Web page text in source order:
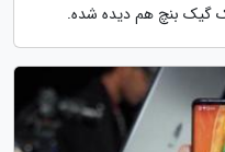
گیک بنچ هم دیده شده.